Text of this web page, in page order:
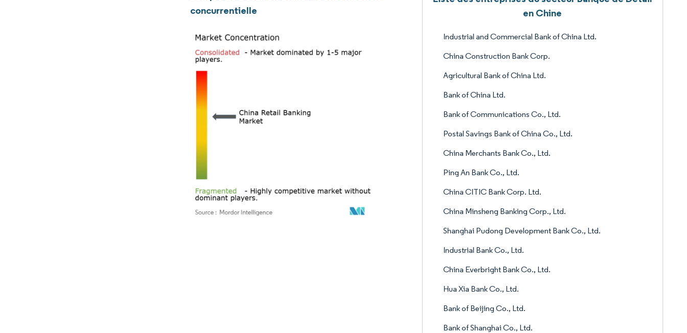
concurrentielle
en Chine
Industrial and Commercial Bank of China Ltd.
China Construction Bank Corp.
Agricultural Bank of China Ltd.
Bank of China Ltd.
Bank of Communications Co., Ltd.
Postal Savings Bank of China Co., Ltd.
China Merchants Bank Co., Ltd.
Ping An Bank Co., Ltd.
China CITIC Bank Corp. Ltd.
China Minsheng Banking Corp., Ltd.
Shanghai Pudong Development Bank Co., Ltd.
Industrial Bank Co., Ltd.
China Everbright Bank Co., Ltd.
Hua Xia Bank Co., Ltd.
Bank of Beijing Co., Ltd.
Bank of Shanghai Co., Ltd.